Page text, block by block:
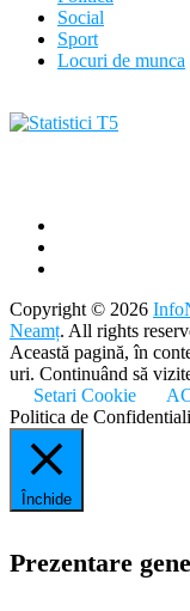
Social
Sport
Locuri de munca
Copyright © 2026
Neamț. All rights
Această pagină, în
uri. Continuând să
Setari Cookie
Politica de
Închide
Prezentare